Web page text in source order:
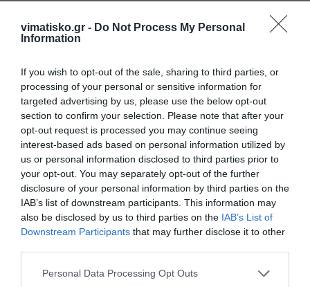
vimatisko.gr - Do Not Process My Personal
Information
If you wish to opt-out of the sale, sharing to third parties, or
processing of your personal or sensitive information for
targeted advertising by us, please use the below opt-out
section to confirm your selection. Please note that after your
opt-out request is processed you may continue seeing
interest-based ads based on personal information utilized by
us or personal information disclosed to third parties prior to
your opt-out. You may separately opt-out of the further
disclosure of your personal information by third parties on the
IAB’s list of downstream participants. This information may
also be disclosed by us to third parties on the IAB’s List of
Downstream Participants that may further disclose it to other
Personal Data Processing Opt Outs
-όπως το Καστελλόριζο, η Κίμωλος, οι Λειψοί και,
πρόσφατα, η Άνδρος (Μπατσί)- το υπουργείο
αναθέτουσα αρχή, «τρέχοντας» κεντρικά τις
διαδικασίες. Παράλληλα, ενεργοποιήθηκε fast
track σχήμα προσωρινών αδειοδοτήσεων διετούς
διάρκειας, που επέτρεψε την εγκατάσταση/
λειτουργία δεκάδων μονάδων, οι οποίες, με βάση
το ισχύον πλαίσιο, δεν θα είχαν προχωρήσει
εγκαίρως. Η συνεισφορά του μηχανισμού
αποτιμάται σε ισοδύναμο περίπου 17.000 κυβικών
μέτρων την ημέρα, ενίσχυση κρίσιμη για την αιχμή
Το ενεργειακό κόστος των μονάδων αφαλάτωσης